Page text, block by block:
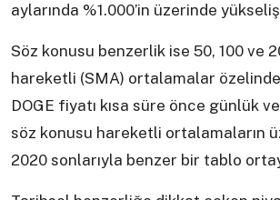
aylarında %1.000’in üzerinde yükseliş
Söz konusu benzerlik ise 50, 100 ve
hareketli (SMA) ortalamalar
DOGE fiyatı kısa süre önce günlük
söz konusu hareketli ortalamaların
2020 sonlarıyla benzer bir tablo